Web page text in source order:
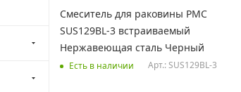
Смеситель для раковины РМС
SUS129BL-3 встраиваемый
Нержавеющая сталь Черный
Есть в наличии Арт.: SUS129BL-3